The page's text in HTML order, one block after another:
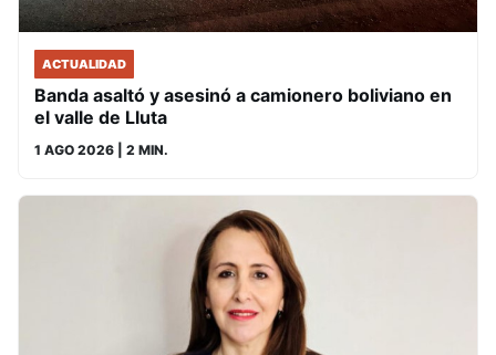
ACTUALIDAD
Banda asaltó y asesinó a camionero boliviano en
el valle de Lluta
1 AGO 2026 | 2 MIN.